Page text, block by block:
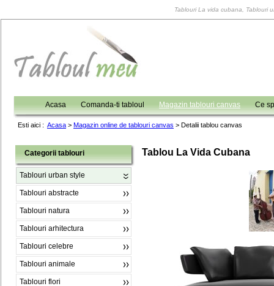
Tablouri La vida cubana, Tablouri
Acasa Comanda-ti tabloul Magazin tablouri canvas Ce
Esti aici : Acasa > Magazin online de tablouri canvas > Detalii tablou canvas
Categorii tablouri
Tablouri urban style
Tablouri abstracte
Tablouri natura
Tablouri arhitectura
Tablouri celebre
Tablouri animale
Tablouri flori
Tablou La Vida Cubana